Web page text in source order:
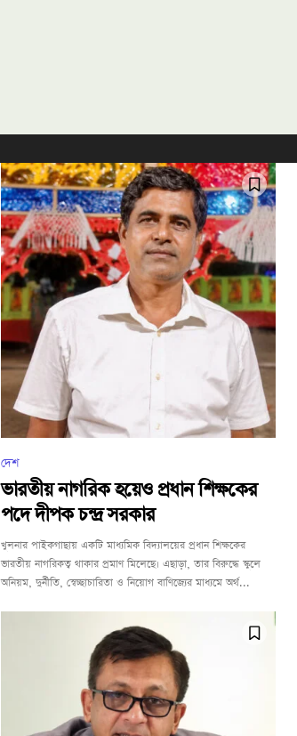
দেশ
ভারতীয় নাগরিক হয়েও প্রধান শিক্ষকের
পদে দীপক চন্দ্র সরকার
খুলনার পাইকগাছায় একটি মাধ্যমিক বিদ্যালয়ের প্রধান শিক্ষকের
ভারতীয় নাগরিকত্ব থাকার প্রমাণ মিলেছে। এছাড়া, তার বিরুদ্ধে স্কুলে
অনিয়ম, দুর্নীতি, স্বেচ্ছাচারিতা ও নিয়োগ বাণিজ্যের মাধ্যমে অর্থ...